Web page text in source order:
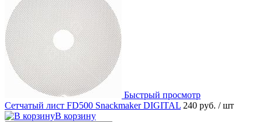
Быстрый просмотр
Сетчатый лист FD500 Snackmaker DIGITAL 240 руб. / шт
В корзину